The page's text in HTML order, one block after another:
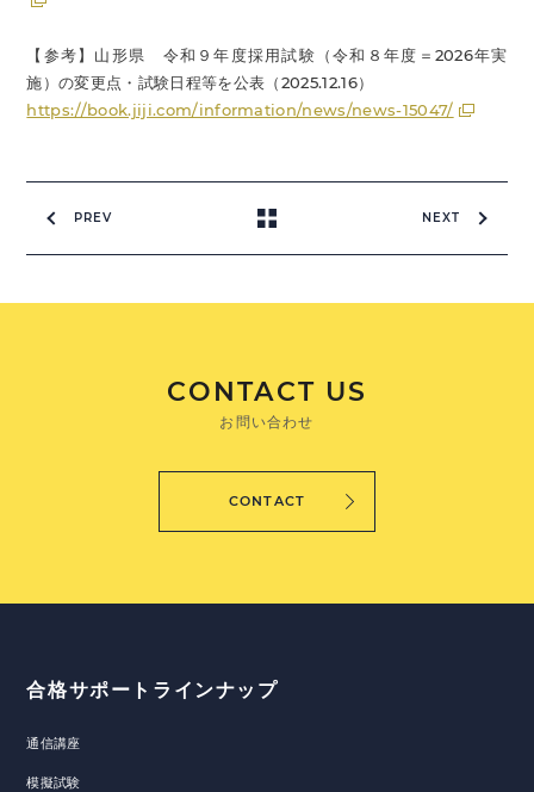
【参考】山形県 令和９年度採用試験（令和８年度＝2026年実
施）の変更点・試験日程等を公表（2025.12.16）
https://book.jiji.com/information/news/news-15047/
PREV NEXT
CONTACT US
お問い合わせ
CONTACT
合格サポートラインナップ
通信講座
模擬試験